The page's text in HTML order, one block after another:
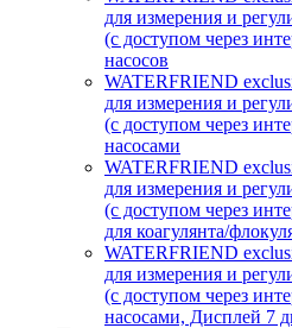
для измерения и
(с доступом через
насосов
WATERFRIEND
для измерения и
(с доступом через
насосами
WATERFRIEND
для измерения и
(с доступом через
для коагулянта/
WATERFRIEND
для измерения и
(с доступом через
насосами, Дисплей 7